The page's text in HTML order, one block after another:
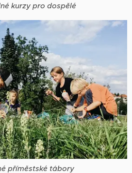
kurzy pro dospělé
příměstské tábory